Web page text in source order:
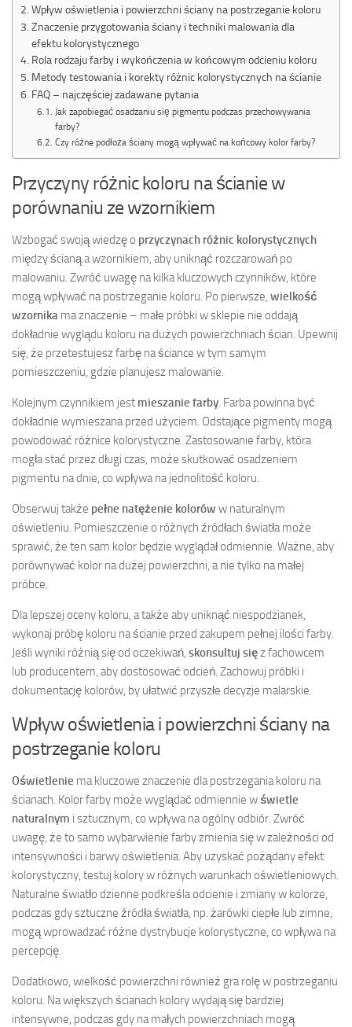
Wpływ oświetlenia i powierzchni ściany na postrzeganie koloru
Znaczenie przygotowania ściany i techniki malowania dla
efektu kolorystycznego
Rola rodzaju farby i wykończenia w końcowym odcieniu koloru
Metody testowania i korekty różnic kolorystycznych na ścianie
FAQ – najczęściej zadawane pytania
Jak zapobiegać osadzaniu się pigmentu podczas przechowywania
farby?
Czy różne podłoża ściany mogą wpływać na końcowy kolor farby?
Przyczyny różnic koloru na ścianie w
porównaniu ze wzornikiem
Wzbogać swoją wiedzę o przyczynach różnic kolorystycznych
między ścianą a wzornikiem, aby uniknąć rozczarowań po
malowaniu. Zwróć uwagę na kilka kluczowych czynników, które
mogą wpływać na postrzeganie koloru. Po pierwsze, wielkość
wzornika ma znaczenie – małe próbki w sklepie nie oddają
dokładnie wyglądu koloru na dużych powierzchniach ścian. Upewnij
się, że przetestujesz farbę na ściance w tym samym
pomieszczeniu, gdzie planujesz malowanie.
Kolejnym czynnikiem jest mieszanie farby . Farba powinna być
dokładnie wymieszana przed użyciem. Odstające pigmenty mogą
powodować różnice kolorystyczne. Zastosowanie farby, która
mogła stać przez długi czas, może skutkować osadzeniem
pigmentu na dnie, co wpływa na jednolitość koloru.
Obserwuj także pełne natężenie kolorów w naturalnym
oświetleniu. Pomieszczenie o różnych źródłach światła może
sprawić, że ten sam kolor będzie wyglądał odmiennie. Ważne, aby
porównywać kolor na dużej powierzchni, a nie tylko na małej
próbce.
Dla lepszej oceny koloru, a także aby uniknąć niespodzianek,
wykonaj próbę koloru na ścianie przed zakupem pełnej ilości farby.
Jeśli wyniki różnią się od oczekiwań, skonsultuj sięz fachowcem
lub producentem, aby dostosować odcień. Zachowuj próbki i
dokumentację kolorów, by ułatwić przyszłe decyzje malarskie.
Wpływ oświetlenia i powierzchni ściany na
postrzeganie koloru
Oświetlenie ma kluczowe znaczenie dla postrzegania koloru na
ścianach. Kolor farby może wyglądać odmiennie wświetle
naturalnym i sztucznym, co wpływa na ogólny odbiór. Zwróć
uwagę, że to samo wybarwienie farby zmienia się w zależności od
intensywności i barwy oświetlenia. Aby uzyskać pożądany efekt
kolorystyczny, testuj kolory w różnych warunkach oświetleniowych.
Naturalne światło dzienne podkreśla odcienie i zmiany w kolorze,
podczas gdy sztuczne źródła światła, np. żarówki ciepłe lub zimne,
mogą wprowadzać różne dystrybucje kolorystyczne, co wpływa na
percepcję.
Dodatkowo, wielkość powierzchni również gra rolę w postrzeganiu
koloru. Na większych ścianach kolory wydają się bardziej
intensywne, podczas gdy na małych powierzchniach mogą